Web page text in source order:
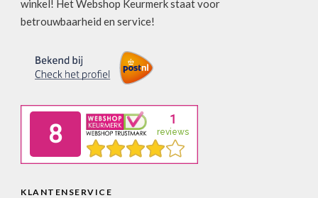
winkel! Het Webshop Keurmerk staat voor
betrouwbaarheid en service!
KLANTENSERVICE